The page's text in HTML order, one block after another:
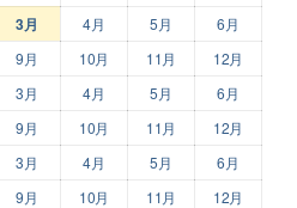
3月 4月 5月
6月
9月 10月 11月 12月
3月 4月 5月
6月
9月 10月 11月 12月
3月 4月 5月
6月
9月 10月 11月 12月